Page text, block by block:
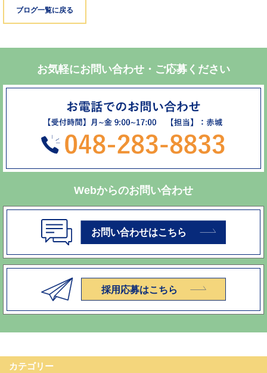
ブログ一覧に戻る
お気軽にお問い合わせ・ご応募ください
Webからのお問い合わせ
カテゴリー